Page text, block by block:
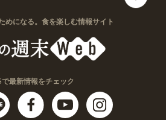
めになる。食を楽しむ情報サイト
で最新情報をチェック